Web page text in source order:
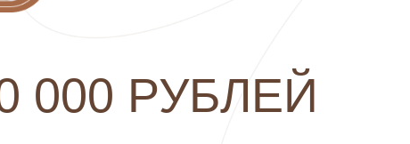
000 РУБЛЕЙ